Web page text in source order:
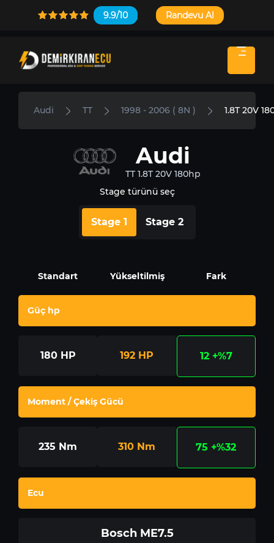
9.9/10 Randevu Al
Audi TT 1998 - 2006 ( 8N ) 1.8T 20V
Audi
TT 1.8T 20V 180hp
Stage türünü seç
Stage 1 Stage 2
Standart Yükseltilmiş Fark
Güç hp
180 HP 192 HP 12 +%7
Moment / Çekiş Gücü
235 Nm 310 Nm 75 +%32
Ecu
Bosch ME7.5